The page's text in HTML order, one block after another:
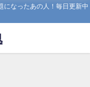
になったあの人！毎日更新中